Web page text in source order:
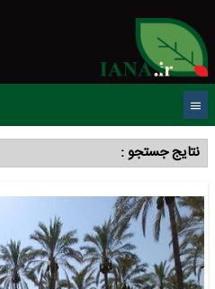
نتایج جستجو :